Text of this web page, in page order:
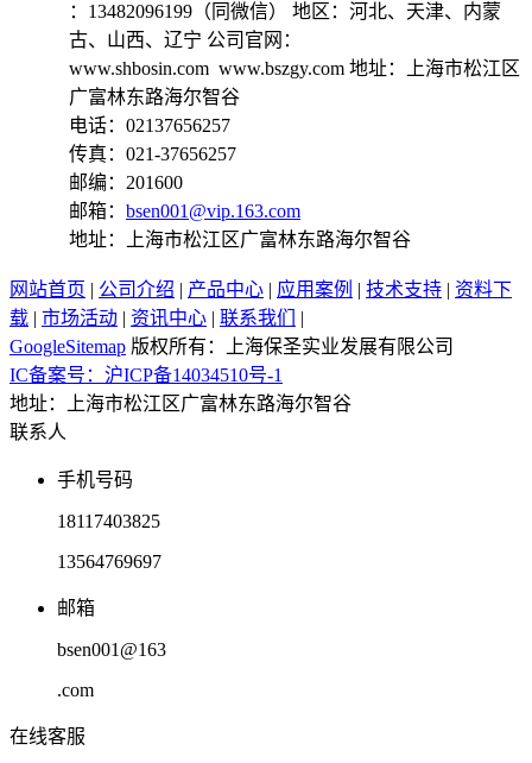
：13482096199（同微信） 地区：河北、天津、内蒙
古、山西、辽宁 公司官网：
www.shbosin.com www.bszgy.com 地址：上海市松江区
广富林东路海尔智谷
电话：02137656257
传真：021-37656257
邮编：201600
邮箱： bsen001@vip.163.com
地址：上海市松江区广富林东路海尔智谷
网站首页 | 公司介绍 | 产品中心 | 应用案例 | 技术支持 | 资料下
载 | 市场活动 | 资讯中心 | 联系我们
|
GoogleSitemap 版权所有：上海保圣实业发展有限公司
IC备案号：沪ICP备14034510号-1
地址：上海市松江区广富林东路海尔智谷
联系人
手机号码
18117403825
13564769697
邮箱
bsen001@163
.com
在线客服